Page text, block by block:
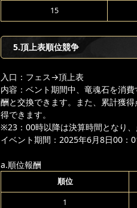
15
5.頂上表順位競争
入口：フェス→頂上表
内容：ベント期間中、竜魂石を消
酬と交換できます。また、累計獲
得できます。
※23：00時以降は決算時間となり、
イベント期間：2025年6月8日00：
a.順位報酬
順位
1